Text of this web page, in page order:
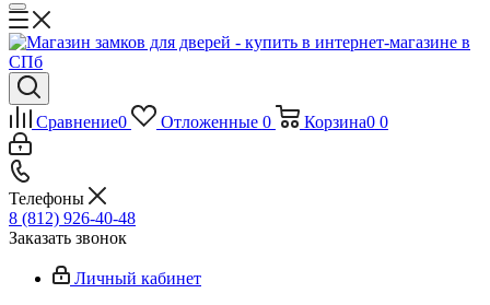
Сравнение0 Отложенные 0 Корзина0 0
Телефоны
8 (812) 926-40-48
Заказать звонок
Личный кабинет